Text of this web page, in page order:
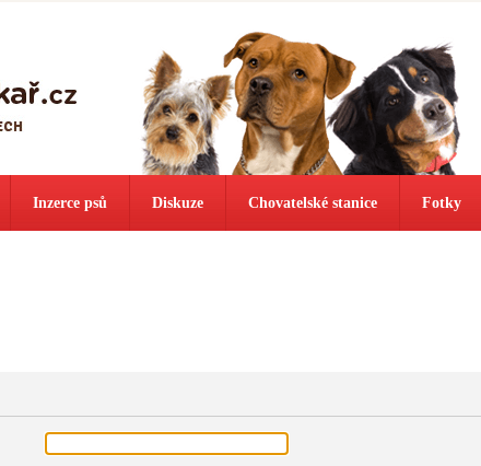
Inzerce psů Diskuze Chovatelské stanice Fotky